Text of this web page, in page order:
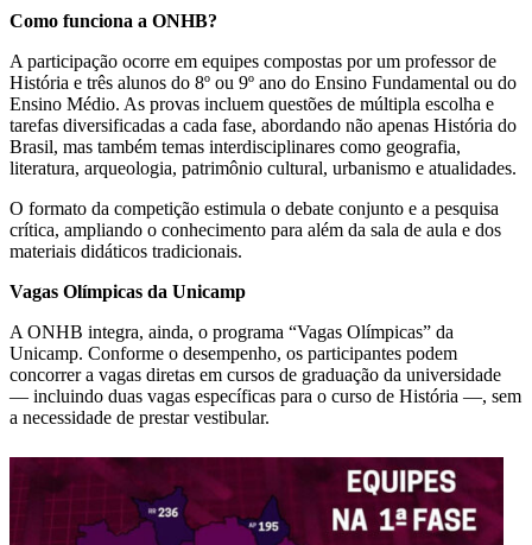
Como funciona a ONHB?
A participação ocorre em equipes compostas por um professor de
História e três alunos do 8º ou 9º ano do Ensino Fundamental ou do
Ensino Médio. As provas incluem questões de múltipla escolha e
tarefas diversificadas a cada fase, abordando não apenas História do
Brasil, mas também temas interdisciplinares como geografia,
literatura, arqueologia, patrimônio cultural, urbanismo e atualidades.
O formato da competição estimula o debate conjunto e a pesquisa
crítica, ampliando o conhecimento para além da sala de aula e dos
materiais didáticos tradicionais.
Vagas Olímpicas da Unicamp
A ONHB integra, ainda, o programa “Vagas Olímpicas” da
Unicamp. Conforme o desempenho, os participantes podem
concorrer a vagas diretas em cursos de graduação da universidade
— incluindo duas vagas específicas para o curso de História —, sem
a necessidade de prestar vestibular.